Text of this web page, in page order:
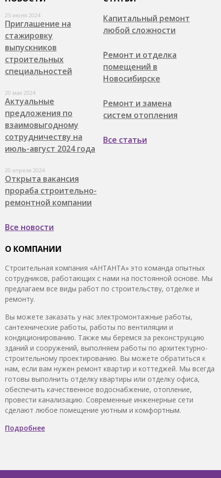
25 июня 2024
Приглашение на
стажировку
выпускников
строительных
специальностей
20 мая 2024
Актуальные
предложения по
взаимовыгодному
сотрудничеству на
июль-август 2024 года
20 апреля 2024
Открыта вакансия
прораба строительно-
ремонтной компании
Все новости
Капитальный ремонт
любой сложности
Ремонт и отделка
помещений в
Новосибирске
Ремонт и замена
систем отопления
Все статьи
О КОМПАНИИ
Строительная компания «АНТАНТА» это команда опытных
сотрудников, работающих с нами на постоянной основе. Мы
предлагаем все виды работ по строительству, отделке и
ремонту.
Вы можете заказать у нас электромонтажные работы,
сантехнические работы, работы по вентиляции и
кондиционированию. Также мы беремся за реконструкцию
зданий и сооружений, выполняем работы по архитектурно-
строительному проектированию. Вы можете обратиться к
нам, если вам нужен ремонт квартир и коттеджей. Мы всегда
готовы выполнить отделку квартиры или отделку офиса,
обеспечить качественное водоснабжение, отопление,
провести канализацию. Современные инженерные сети
сделают любое помещение уютным и комфортным.
Подробнее